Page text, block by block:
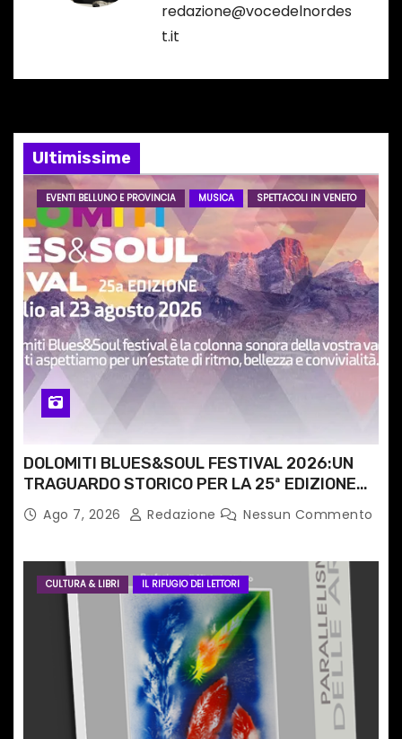
n
e
a
r
t
i
c
o
l
i
redazione@vocedelnordes
t.it
Ultimissime
EVENTI BELLUNO E PROVINCIA MUSICA SPETTACOLI IN VENETO
DOLOMITI BLUES&SOUL FESTIVAL 2026:UN
TRAGUARDO STORICO PER LA 25ª EDIZIONE
TRA LE CIME PATRIMONIO UNESCO
Ago 7, 2026 Redazione Nessun Commento
CULTURA & LIBRI IL RIFUGIO DEI LETTORI